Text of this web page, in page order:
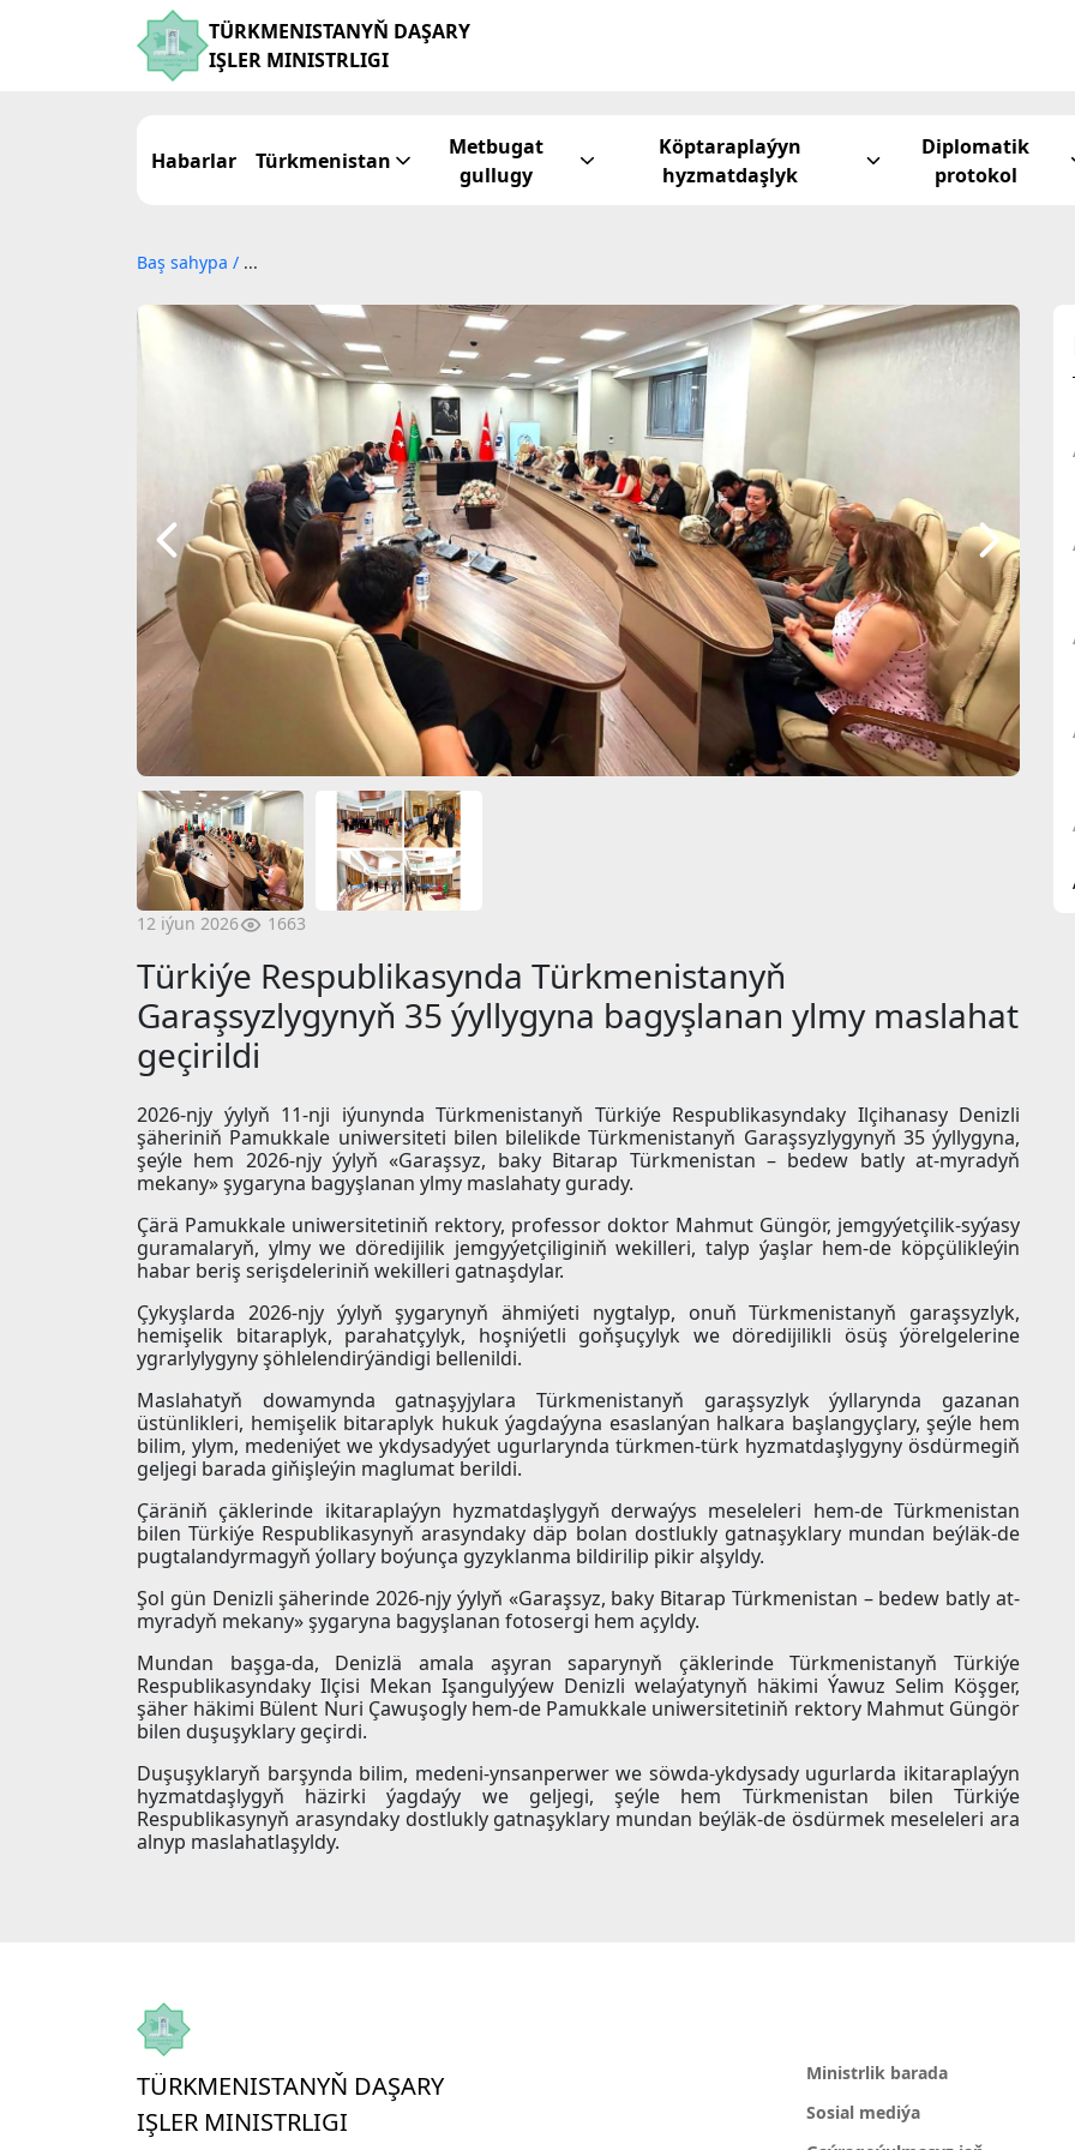
TÜRKMENISTANYŇ DAŞARY
IŞLER MINISTRLIGI
Habarlar Türkmenistan
Metbugat
gullugy
Köptaraplaýyn
hyzmatdaşlyk
Diplomatik
protokol
Baş sahypa / ...
12 iýun 2026 1663
Türkiýe Respublikasynda Türkmenistanyň
Garaşsyzlygynyň 35 ýyllygyna bagyşlanan ylmy maslahat
geçirildi
2026-njy ýylyň 11-nji iýunynda Türkmenistanyň Türkiýe Respublikasyndaky Ilçihanasy Denizli
şäheriniň Pamukkale uniwersiteti bilen bilelikde Türkmenistanyň Garaşsyzlygynyň 35 ýyllygyna,
şeýle hem 2026-njy ýylyň «Garaşsyz, baky Bitarap Türkmenistan – bedew batly at-myradyň
mekany» şygaryna bagyşlanan ylmy maslahaty gurady.
Çärä Pamukkale uniwersitetiniň rektory, professor doktor Mahmut Güngör, jemgyýetçilik-syýasy
guramalaryň, ylmy we döredijilik jemgyýetçiliginiň wekilleri, talyp ýaşlar hem-de köpçülikleýin
habar beriş serişdeleriniň wekilleri gatnaşdylar.
Çykyşlarda 2026-njy ýylyň şygarynyň ähmiýeti nygtalyp, onuň Türkmenistanyň garaşsyzlyk,
hemişelik bitaraplyk, parahatçylyk, hoşniýetli goňşuçylyk we döredijilikli ösüş ýörelgelerine
ygrarlylygyny şöhlelendirýändigi bellenildi.
Maslahatyň dowamynda gatnaşyjylara Türkmenistanyň garaşsyzlyk ýyllarynda gazanan
üstünlikleri, hemişelik bitaraplyk hukuk ýagdaýyna esaslanýan halkara başlangyçlary, şeýle hem
bilim, ylym, medeniýet we ykdysadyýet ugurlarynda türkmen-türk hyzmatdaşlygyny ösdürmegiň
geljegi barada giňişleýin maglumat berildi.
Çäräniň çäklerinde ikitaraplaýyn hyzmatdaşlygyň derwaýys meseleleri hem-de Türkmenistan
bilen Türkiýe Respublikasynyň arasyndaky däp bolan dostlukly gatnaşyklary mundan beýläk-de
pugtalandyrmagyň ýollary boýunça gyzyklanma bildirilip pikir alşyldy.
Şol gün Denizli şäherinde 2026-njy ýylyň «Garaşsyz, baky Bitarap Türkmenistan – bedew batly at-
myradyň mekany» şygaryna bagyşlanan fotosergi hem açyldy.
Mundan başga-da, Denizlä amala aşyran saparynyň çäklerinde Türkmenistanyň Türkiýe
Respublikasyndaky Ilçisi Mekan Işangulyýew Denizli welaýatynyň häkimi Ýawuz Selim Köşger,
şäher häkimi Bülent Nuri Çawuşogly hem-de Pamukkale uniwersitetiniň rektory Mahmut Güngör
bilen duşuşyklary geçirdi.
Duşuşyklaryň barşynda bilim, medeni-ynsanperwer we söwda-ykdysady ugurlarda ikitaraplaýyn
hyzmatdaşlygyň häzirki ýagdaýy we geljegi, şeýle hem Türkmenistan bilen Türkiýe
Respublikasynyň arasyndaky dostlukly gatnaşyklary mundan beýläk-de ösdürmek meseleleri ara
alnyp maslahatlaşyldy.
TÜRKMENISTANYŇ DAŞARY
IŞLER MINISTRLIGI
Ministrlik barada
Sosial mediýa